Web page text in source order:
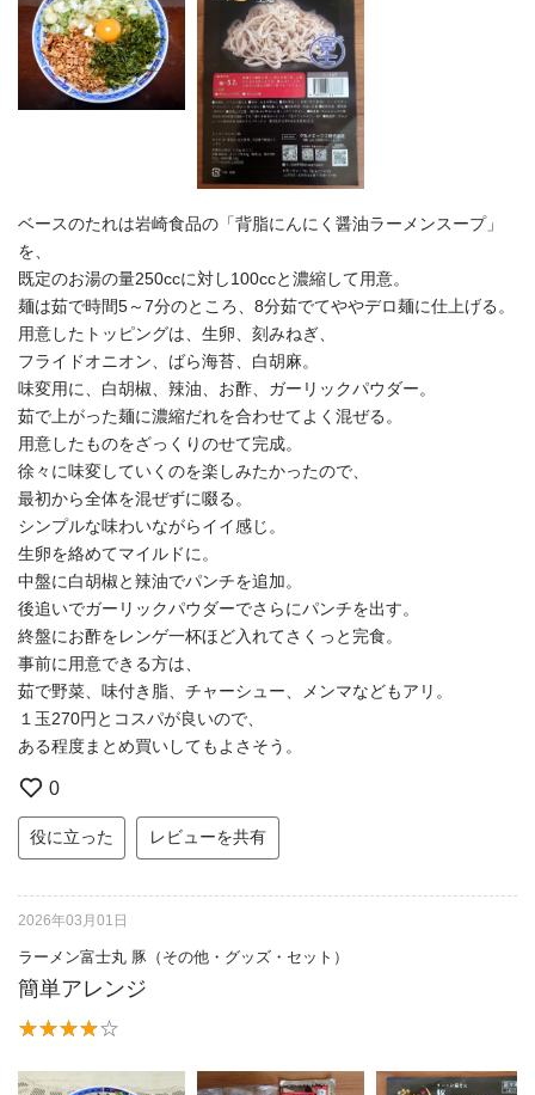
ベースのたれは岩崎食品の「背脂にんにく醤油ラーメンスープ」
を、
既定のお湯の量250ccに対し100ccと濃縮して用意。
麺は茹で時間5～7分のところ、8分茹でてややデロ麺に仕上げる。
用意したトッピングは、生卵、刻みねぎ、
フライドオニオン、ばら海苔、白胡麻。
味変用に、白胡椒、辣油、お酢、ガーリックパウダー。
茹で上がった麺に濃縮だれを合わせてよく混ぜる。
用意したものをざっくりのせて完成。
徐々に味変していくのを楽しみたかったので、
最初から全体を混ぜずに啜る。
シンプルな味わいながらイイ感じ。
生卵を絡めてマイルドに。
中盤に白胡椒と辣油でパンチを追加。
後追いでガーリックパウダーでさらにパンチを出す。
終盤にお酢をレンゲ一杯ほど入れてさくっと完食。
事前に用意できる方は、
茹で野菜、味付き脂、チャーシュー、メンマなどもアリ。
１玉270円とコスパが良いので、
ある程度まとめ買いしてもよさそう。
0
役に立った レビューを共有
2026年03月01日
ラーメン富士丸 豚（その他・グッズ・セット）
簡単アレンジ